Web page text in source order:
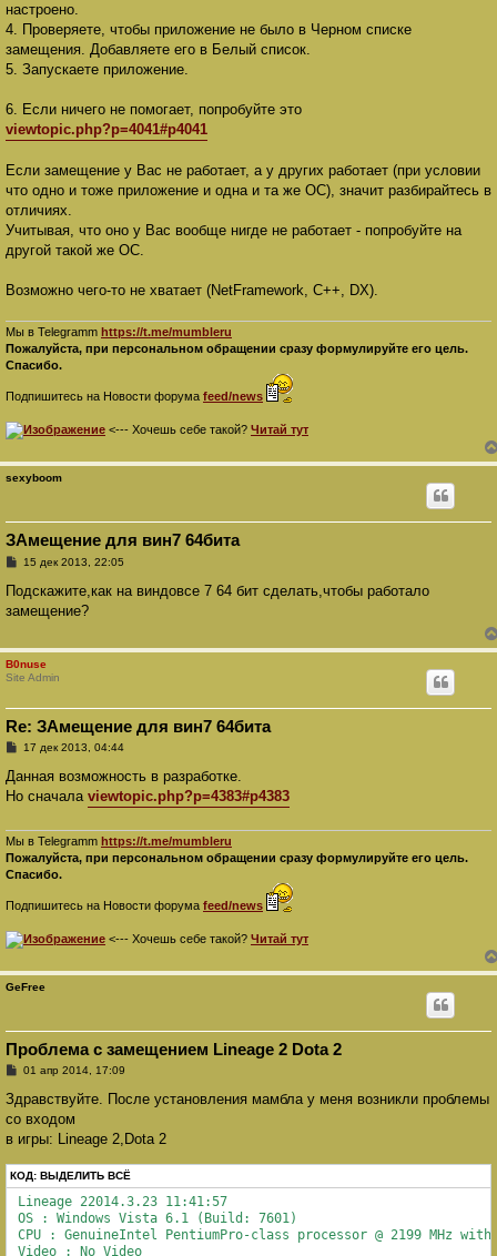
настроено.
4. Проверяете, чтобы приложение не было в Черном списке
замещения. Добавляете его в Белый список.
5. Запускаете приложение.
6. Если ничего не помогает, попробуйте это
viewtopic.php?p=4041#p4041
Если замещение у Вас не работает, а у других работает (при условии
что одно и тоже приложение и одна и та же ОС), значит разбирайтесь в
отличиях.
Учитывая, что оно у Вас вообще нигде не работает - попробуйте на
другой такой же ОС.
Возможно чего-то не хватает (NetFramework, C++, DX).
Мы в Telegramm https://t.me/mumbleru
Пожалуйста, при персональном обращении сразу формулируйте его цель.
Спасибо.
Подпишитесь на Новости форума feed/news
<--- Хочешь себе такой? Читай тут
sexyboom
ЗАмещение для вин7 64бита
С
о
б
щ
и
е
15 дек 2013, 22:05
Подскажите,как на виндовсе 7 64 бит сделать,чтобы работало
замещение?
B0nuse
Site Admin
Re: ЗАмещение для вин7 64бита
С
о
щ
и
17 дек 2013, 04:44
Данная возможность в разработке.
Но сначала viewtopic.php?p=4383#p4383
Мы в Telegramm https://t.me/mumbleru
Пожалуйста, при персональном обращении сразу формулируйте его цель.
Спасибо.
Подпишитесь на Новости форума feed/news
<--- Хочешь себе такой? Читай тут
GeFree
Проблема с замещением Lineage 2 Dota 2
С
о
б
щ
е
и
е
01 апр 2014, 17:09
Здравствуйте. После установления мамбла у меня возникли проблемы
со входом
в игры: Lineage 2,Dota 2
КОД: ВЫДЕЛИТЬ ВСЁ
Lineage 22014.3.23 11:41:57
OS : Windows Vista 6.1 (Build: 7601)
CPU : GenuineIntel PentiumPro-class processor @ 2199 MHz with
Video : No Video